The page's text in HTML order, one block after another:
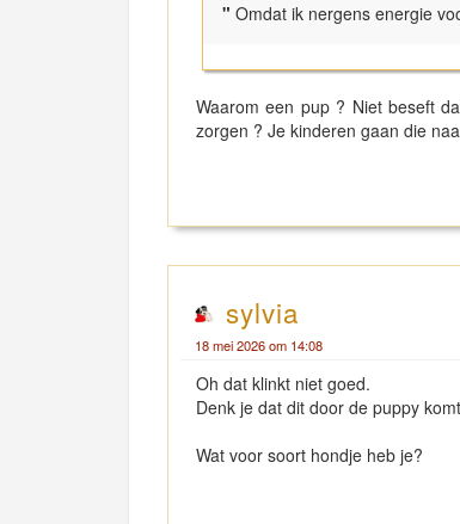
" Omdat ik nergens energie
Waarom een pup ? Niet beseft
zorgen ? Je kinderen gaan die
sylvia
18 mei 2026 om 14:08
Oh dat klinkt niet goed.
Denk je dat dit door de puppy
Wat voor soort hondje heb je?